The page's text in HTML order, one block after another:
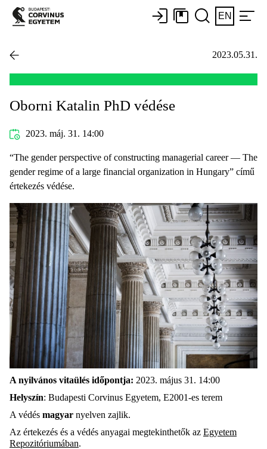
EN
2023.05.31.
Oborni Katalin PhD védése
2023. máj. 31. 14:00
“The gender perspective of constructing managerial career — The
gender regime of a large financial organization in Hungary” című
értekezés védése.
A nyilvános vitaülés időpontja: 2023. május 31. 14:00
Helyszín: Budapesti Corvinus Egyetem, E2001-es terem
A védés magyar nyelven zajlik.
Az értekezés és a védés anyagai megtekinthetők az Egyetem
Repozitóriumában.